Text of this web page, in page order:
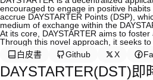
encouraged to engage in positive
accrue DAYSTARTER Points (DSP),
medium of exchange within the
At its core, DAYSTARTER aims to
Through this novel approach, it seeks
白皮書
Github X
DAYSTARTER(DST)即